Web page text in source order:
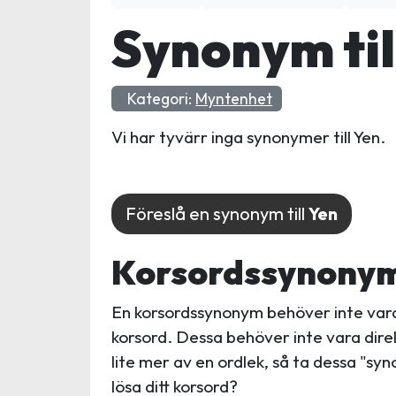
Synonym
Kategori: Myntenhet
Vi har tyvärr inga synonymer till Yen.
Föreslå en synonym till Yen
En korsordssynonym behöver inte
korsord. Dessa behöver inte vara
lite mer av en ordlek, så ta dessa
lösa ditt korsord?